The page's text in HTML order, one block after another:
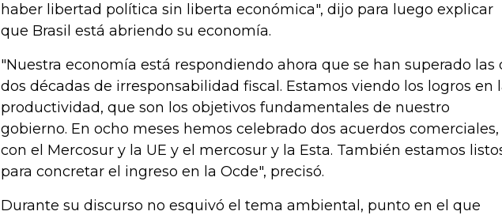
haber libertad política sin liberta económica", dijo para luego explicar
que Brasil está abriendo su economía.
"Nuestra economía está respondiendo ahora que se han superado las
dos décadas de irresponsabilidad fiscal. Estamos viendo los logros en
productividad, que son los objetivos fundamentales de nuestro
gobierno. En ocho meses hemos celebrado dos acuerdos comerciales,
con el Mercosur y la UE y el mercosur y la Esta. También estamos
para concretar el ingreso en la Ocde", precisó.
Durante su discurso no esquivó el tema ambiental, punto en el que